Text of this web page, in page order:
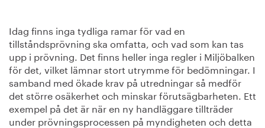
Idag finns inga tydliga ramar för vad en
tillståndsprövning ska omfatta, och vad som kan tas
upp i prövning. Det finns heller inga regler i Miljöbalken
för det, vilket lämnar stort utrymme för bedömningar. I
samband med ökade krav på utredningar så medför
det större osäkerhet och minskar förutsägbarheten. Ett
exempel på det är när en ny handläggare tillträder
under prövningsprocessen på myndigheten och detta